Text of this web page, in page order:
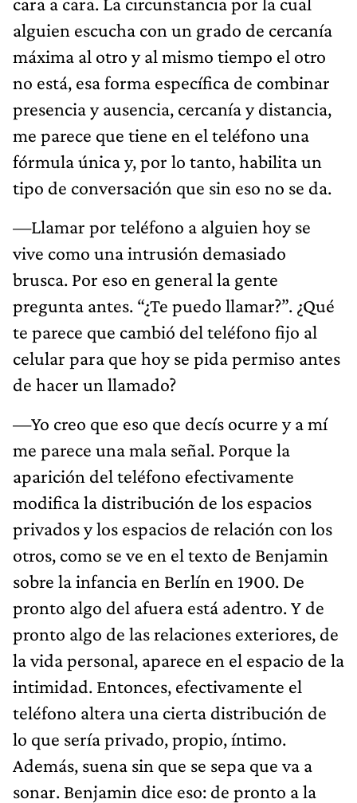
alguien escucha con un grado de cercanía
máxima al otro y al mismo tiempo el otro
no está, esa forma específica de combinar
presencia y ausencia, cercanía y distancia,
me parece que tiene en el teléfono una
fórmula única y, por lo tanto, habilita un
tipo de conversación que sin eso no se da.
—Llamar por teléfono a alguien hoy se
vive como una intrusión demasiado
brusca. Por eso en general la gente
pregunta antes. “¿Te puedo llamar?”. ¿Qué
te parece que cambió del teléfono fijo al
celular para que hoy se pida permiso antes
de hacer un llamado?
—Yo creo que eso que decís ocurre y a mí
me parece una mala señal. Porque la
aparición del teléfono efectivamente
modifica la distribución de los espacios
privados y los espacios de relación con los
otros, como se ve en el texto de Benjamin
sobre la infancia en Berlín en 1900. De
pronto algo del afuera está adentro. Y de
pronto algo de las relaciones exteriores, de
la vida personal, aparece en el espacio de la
intimidad. Entonces, efectivamente el
teléfono altera una cierta distribución de
lo que sería privado, propio, íntimo.
Además, suena sin que se sepa que va a
sonar. Benjamin dice eso: de pronto a la